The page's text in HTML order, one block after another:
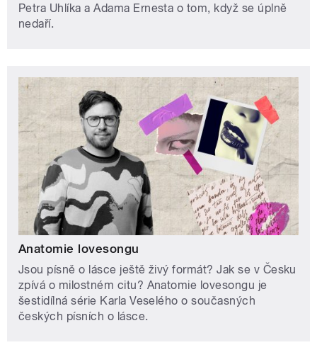
Petra Uhlíka a Adama Ernesta o tom, když se úplně
nedaří.
Anatomie lovesongu
Jsou písně o lásce ještě živý formát? Jak se v Česku
zpívá o milostném citu? Anatomie lovesongu je
šestidílná série Karla Veselého o současných
českých písních o lásce.